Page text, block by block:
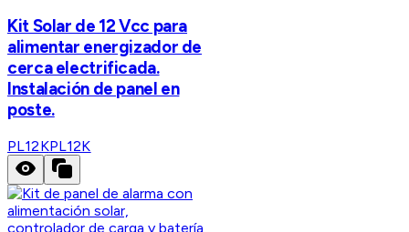
Kit Solar de 12 Vcc para
alimentar energizador de
cerca electrificada.
Instalación de panel en
poste.
PL12KPL12K